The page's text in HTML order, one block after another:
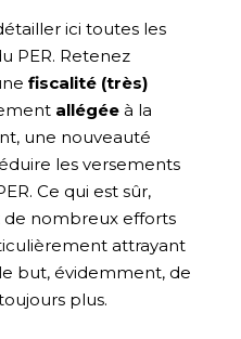
ici toutes les
PER. Retenez
fiscalité (très)
allégéeà la
une nouveauté
les versements
Ce qui est sûr,
de nombreux efforts
attrayant
but, évidemment, de
plus.